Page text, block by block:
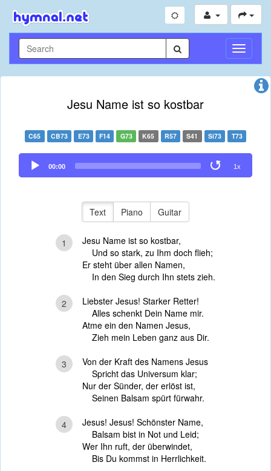
Toggle
Jesu Name ist so kostbar
C65 CB73 E73 F14 G73 K65 R57 S41 Si73 T73
Audio
Player
00:00 1x
Text Piano Guitar
1
Jesu Name ist so kostbar,
Und so stark, zu Ihm doch flieh;
Er steht über allen Namen,
In den Sieg durch Ihn stets zieh.
2
Liebster Jesus! Starker Retter!
Alles schenkt Dein Name mir.
Atme ein den Namen Jesus,
Zieh mein Leben ganz aus Dir.
3
Von der Kraft des Namens Jesus
Spricht das Universum klar;
Nur der Sünder, der erlöst ist,
Seinen Balsam spürt fürwahr.
4
Jesus! Jesus! Schönster Name,
Balsam bist in Not und Leid;
Wer Ihn ruft, der überwindet,
Bis Du kommst in Herrlichkeit.